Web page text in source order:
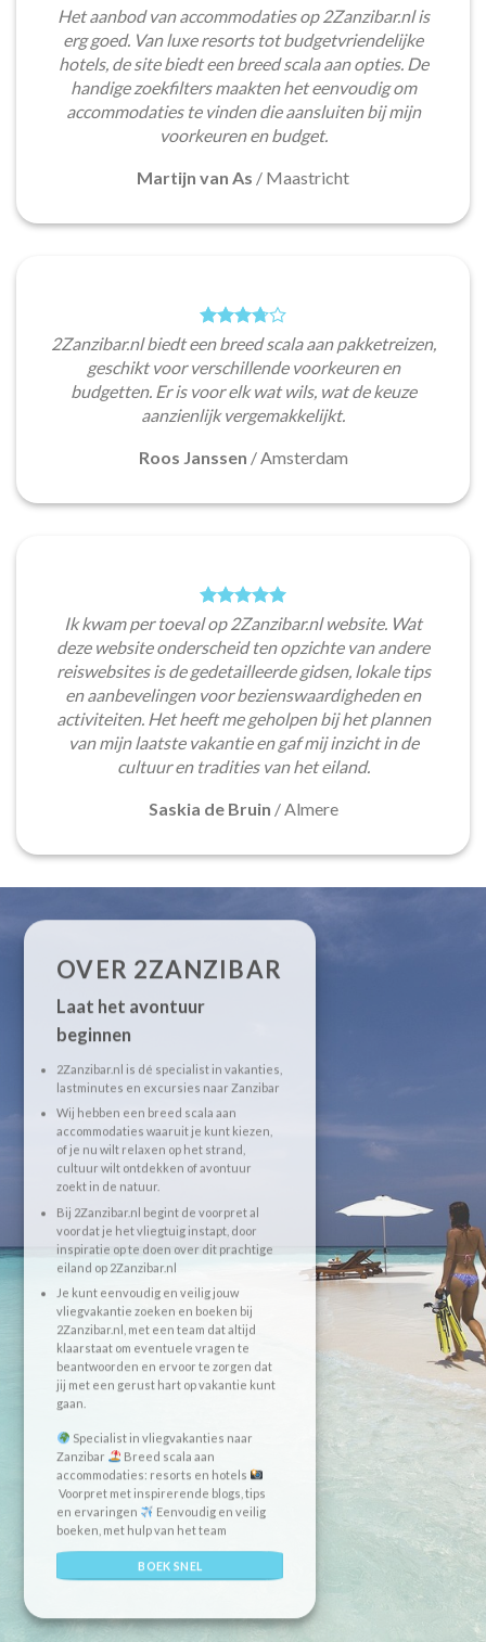
Het aanbod van accommodaties op 2Zanzibar.nl is
erg goed. Van luxe resorts tot budgetvriendelijke
hotels, de site biedt een breed scala aan opties. De
handige zoekfilters maakten het eenvoudig om
accommodaties te vinden die aansluiten bij mijn
voorkeuren en budget.
Martijn van As / Maastricht
2Zanzibar.nl biedt een breed scala aan pakketreizen,
geschikt voor verschillende voorkeuren en
budgetten. Er is voor elk wat wils, wat de keuze
aanzienlijk vergemakkelijkt.
Roos Janssen /Amsterdam
Ik kwam per toeval op 2Zanzibar.nl website. Wat
deze website onderscheid ten opzichte van andere
reiswebsites is de gedetailleerde gidsen, lokale tips
en aanbevelingen voor bezienswaardigheden en
activiteiten. Het heeft me geholpen bij het plannen
van mijn laatste vakantie en gaf mij inzicht in de
cultuur en tradities van het eiland.
Saskia de Bruin /Almere
OVER 2ZANZIBAR
Laat het avontuur
beginnen
2Zanzibar.nl is dé specialist in vakanties,
lastminutes en excursies naar Zanzibar
Wij hebben een breed scala aan
accommodaties waaruit je kunt kiezen,
of je nu wilt relaxen op het strand,
cultuur wilt ontdekken of avontuur
zoekt in de natuur.
Bij 2Zanzibar.nl begint de voorpret al
voordat je het vliegtuig instapt, door
inspiratie op te doen over dit prachtige
eiland op 2Zanzibar.nl
Je kunt eenvoudig en veilig jouw
vliegvakantie zoeken en boeken bij
2Zanzibar.nl, met een team dat altijd
klaarstaat om eventuele vragen te
beantwoorden en ervoor te zorgen dat
jij met een gerust hart op vakantie kunt
gaan.
Specialist in vliegvakanties naar
Zanzibar
Breed scala aan
accommodaties: resorts en hotels
Voorpret met inspirerende blogs, tips
en ervaringen
Eenvoudig en veilig
boeken, met hulp van het team
BOEK SNEL